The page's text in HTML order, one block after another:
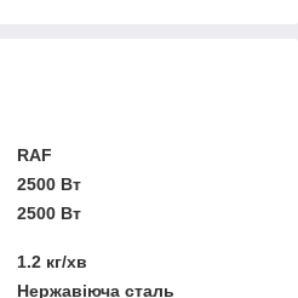
RAF
2500 Вт
2500 Вт
1.2 кг/хв
Нержавіюча сталь